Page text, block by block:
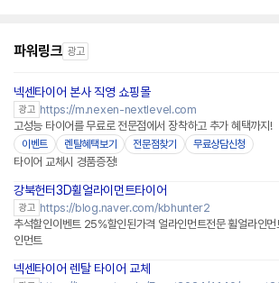
파워링크 광고
넥센타이어 본사 직영 쇼핑몰
광고 https://m.nexen-nextlevel.com
고성능 타이어를 무료로 전문점에서 장착하고 추가 혜택까지!
이벤트 렌탈혜택보기 전문점찾기 무료상담신청
타이어 교체시 경품증정!
강북헌터3D휠얼라이먼트타이어
광고 https://blog.naver.com/kbhunter2
추석할인이벤트 25%할인된가격 얼라인먼트전문 휠얼라인
인먼트
넥센타이어 렌탈 타이어 교체